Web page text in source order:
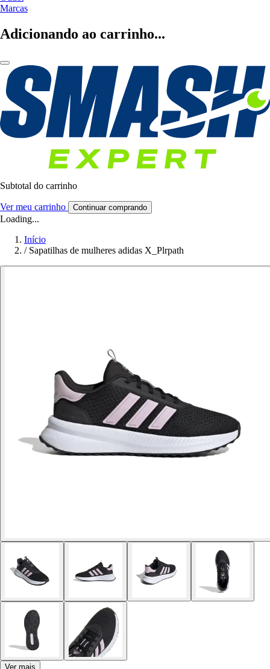
Marcas
Adicionando ao carrinho...
Subtotal do carrinho
Ver meu carrinho Continuar comprando
Loading...
Início
/ Sapatilhas de mulheres adidas X_Plrpath
Ver mais